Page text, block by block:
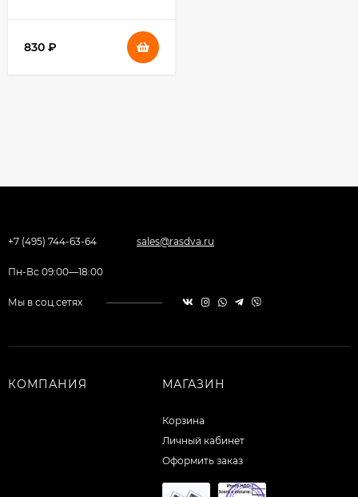
830 ₽
+7 (495) 744-63-64 sales@rasdva.ru
Пн-Вс 09:00—18:00
Мы в соц.сетях
КОМПАНИЯ МАГАЗИН
Корзина
Личный кабинет
Оформить заказ